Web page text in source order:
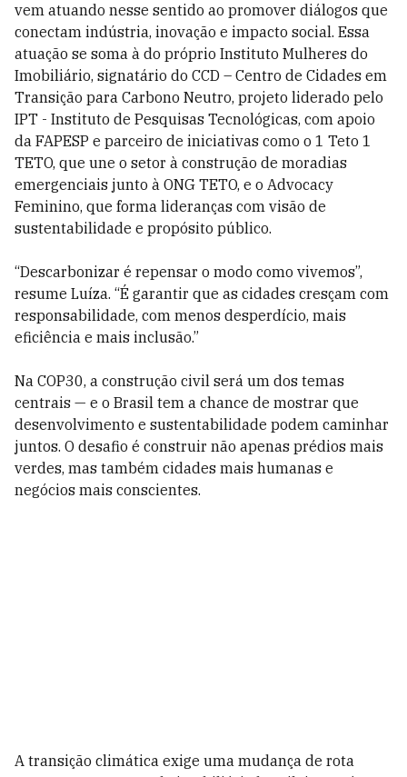
vem atuando nesse sentido ao promover diálogos que
conectam indústria, inovação e impacto social. Essa
atuação se soma à do próprio Instituto Mulheres do
Imobiliário, signatário do CCD – Centro de Cidades em
Transição para Carbono Neutro, projeto liderado pelo
IPT - Instituto de Pesquisas Tecnológicas, com apoio
da FAPESP e parceiro de iniciativas como o 1 Teto 1
TETO, que une o setor à construção de moradias
emergenciais junto à ONG TETO, e o Advocacy
Feminino, que forma lideranças com visão de
sustentabilidade e propósito público.
“Descarbonizar é repensar o modo como vivemos”,
resume Luíza. “É garantir que as cidades cresçam com
responsabilidade, com menos desperdício, mais
eficiência e mais inclusão.”
Na COP30, a construção civil será um dos temas
centrais — e o Brasil tem a chance de mostrar que
desenvolvimento e sustentabilidade podem caminhar
juntos. O desafio é construir não apenas prédios mais
verdes, mas também cidades mais humanas e
negócios mais conscientes.
A transição climática exige uma mudança de rota